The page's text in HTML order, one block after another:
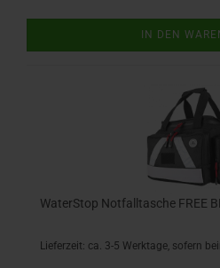
IN DEN
WaterStop Notfalltasche FREE
Lieferzeit: ca. 3-5 Werktage, sofern